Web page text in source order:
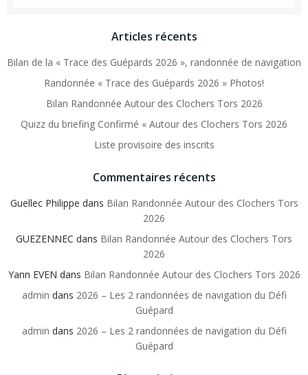
Articles récents
Bilan de la « Trace des Guépards 2026 », randonnée de navigation
Randonnée « Trace des Guépards 2026 » Photos!
Bilan Randonnée Autour des Clochers Tors 2026
Quizz du briefing Confirmé « Autour des Clochers Tors 2026
Liste provisoire des inscrits
Commentaires récents
Guellec Philippe dans Bilan Randonnée Autour des Clochers Tors
2026
GUEZENNEC dans Bilan Randonnée Autour des Clochers Tors
2026
Yann EVEN dans Bilan Randonnée Autour des Clochers Tors 2026
admin dans 2026 – Les 2 randonnées de navigation du Défi
Guépard
admin dans 2026 – Les 2 randonnées de navigation du Défi
Guépard